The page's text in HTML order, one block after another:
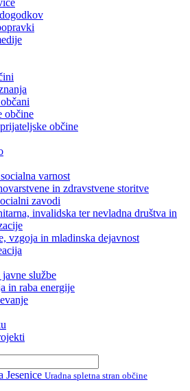
občine
občine
varnost
in zdravstvene storitve
zavodi
invalidska ter nevladna društva in
vzgoja in mladinska dejavnost
službe
in raba energije
Jesenice Uradna spletna stran občine